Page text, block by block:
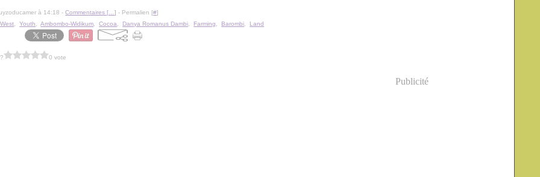
à 14:18 -Commentaires [ …] - Permalien [#]
,Youth ,Ambombo-Widikum ,Cocoa Danya Romanus Dambi Farming Barombi Land
0 vote
Publicité